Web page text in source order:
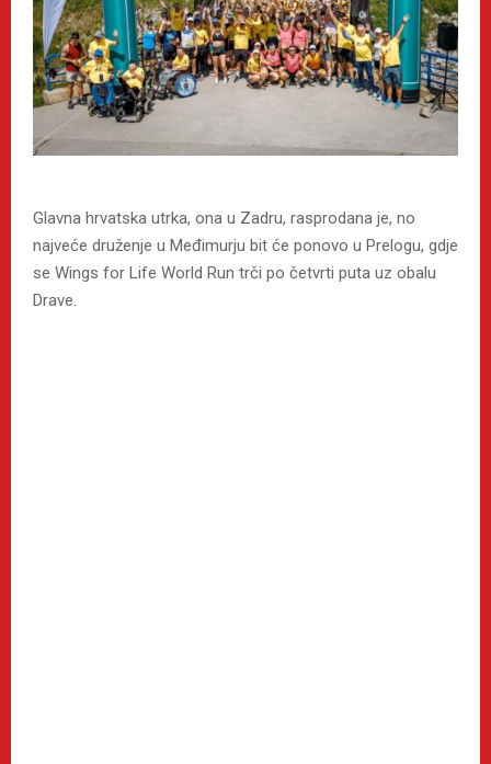
Glavna hrvatska utrka, ona u Zadru, rasprodana je, no
najveće druženje u Međimurju bit će ponovo u Prelogu, gdje
se Wings for Life World Run trči po četvrti puta uz obalu
Drave.